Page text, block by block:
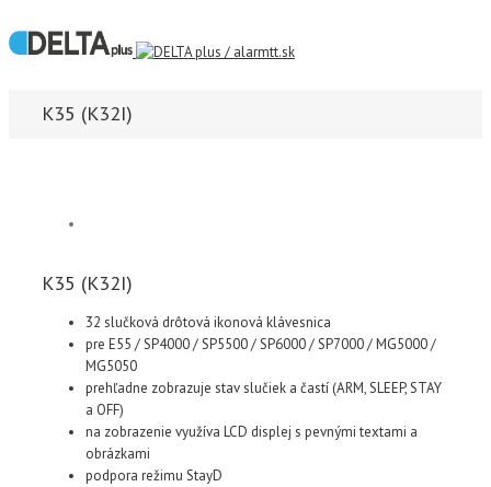
K35 (K32I)
K35 (K32I)
32 slučková drôtová ikonová klávesnica
pre E55 / SP4000 / SP5500 / SP6000 / SP7000 / MG5000 /
MG5050
prehľadne zobrazuje stav slučiek a častí (ARM, SLEEP, STAY
a OFF)
na zobrazenie využíva LCD displej s pevnými textami a
obrázkami
podpora režimu StayD